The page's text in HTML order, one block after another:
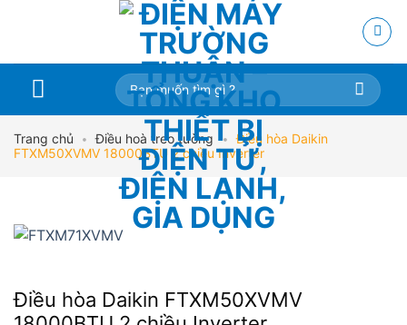
Tìm
kiếm:
Trang chủ • Điều hoà treo tường • Điều hòa Daikin
FTXM50XVMV 18000BTU 2 chiều Inverter
Điều hòa Daikin FTXM50XVMV